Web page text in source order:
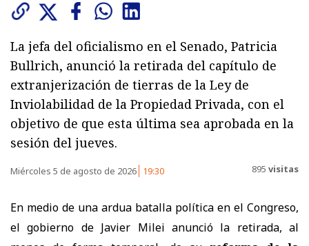
La jefa del oficialismo en el Senado, Patricia
Bullrich, anunció la retirada del capítulo de
extranjerización de tierras de la Ley de
Inviolabilidad de la Propiedad Privada, con el
objetivo de que esta última sea aprobada en la
sesión del jueves.
Miércoles 5 de agosto de 2026 19:30 895 visitas
En medio de una ardua batalla política en el Congreso,
el gobierno de Javier Milei anunció la retirada, al